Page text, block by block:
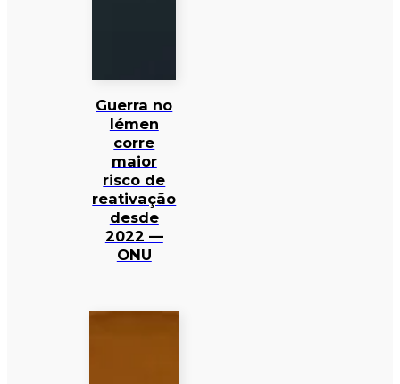
Guerra no
Iémen
corre
maior
risco de
reativação
desde
2022 —
ONU